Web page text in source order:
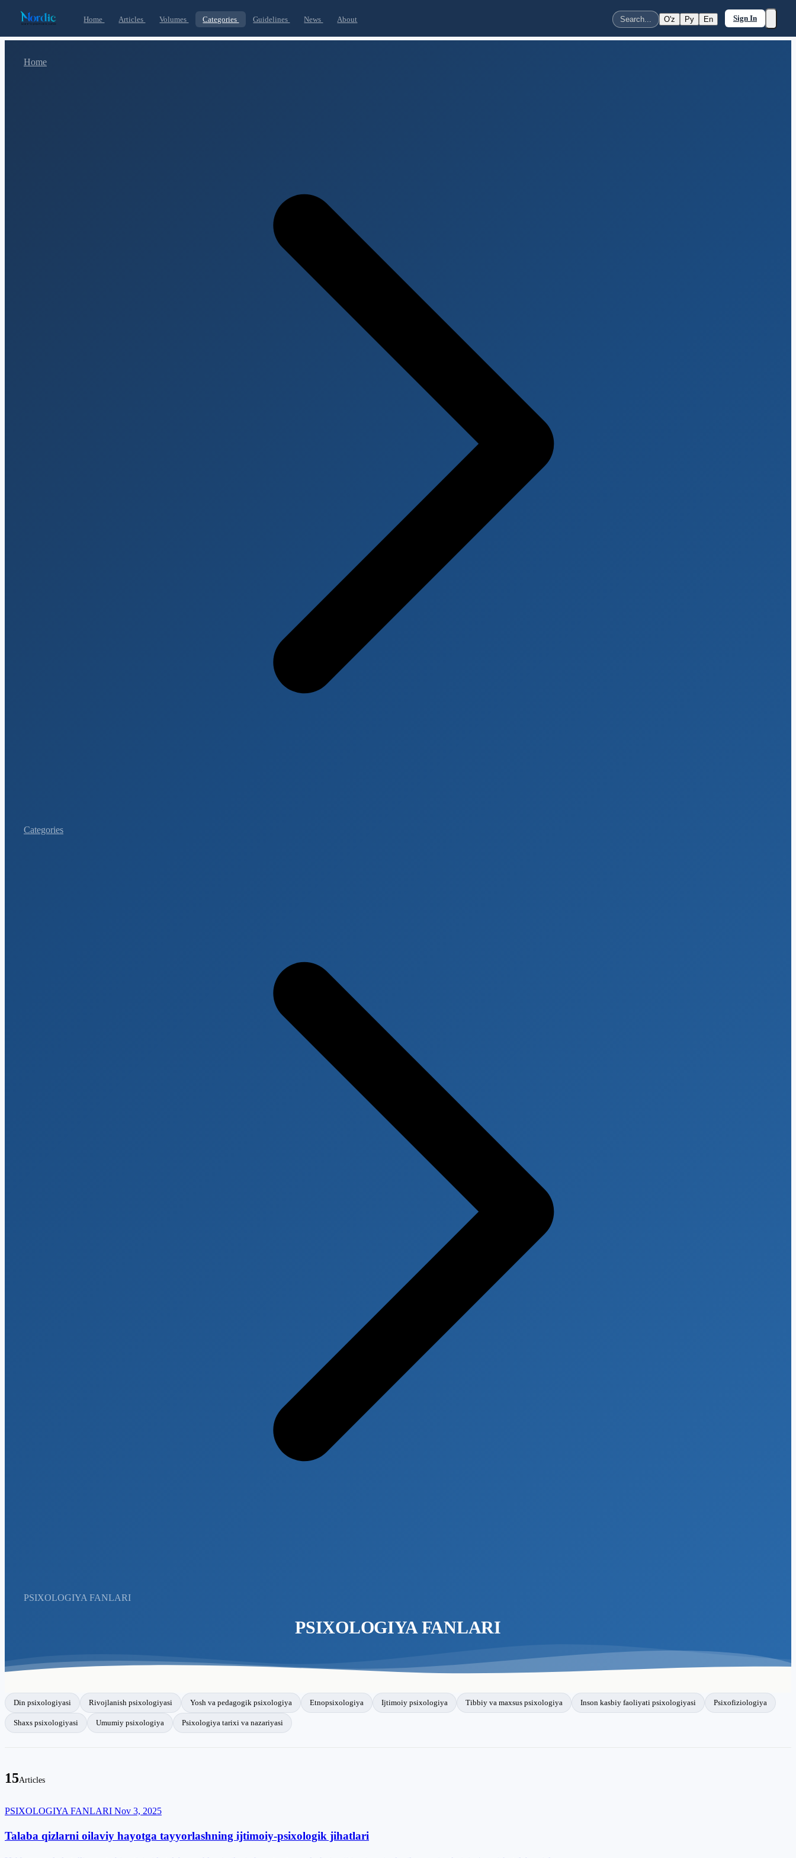
Home Articles Volumes Categories Guidelines News About Search... O'z Ру En Sign In
Home
Categories
PSIXOLOGIYA FANLARI
PSIXOLOGIYA FANLARI
Din psixologiyasi Rivojlanish psixologiyasi Yosh va pedagogik psixologiya Etnopsixologiya Ijtimoiy psixologiya Tibbiy va maxsus psixologiya Inson kasbiy faoliyati psixologiyasi Psixofiziologiya
Shaxs psixologiyasi Umumiy psixologiya Psixologiya tarixi va nazariyasi
15Articles
PSIXOLOGIYA FANLARI Nov 3, 2025
Talaba qizlarni oilaviy hayotga tayyorlashning ijtimoiy-psixologik jihatlari